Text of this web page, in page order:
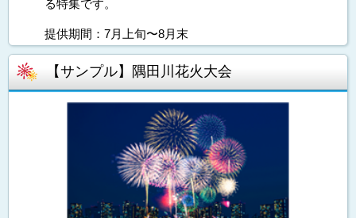
る特集です。
提供期間：7月上旬〜8月末
【サンプル】隅田川花火大会